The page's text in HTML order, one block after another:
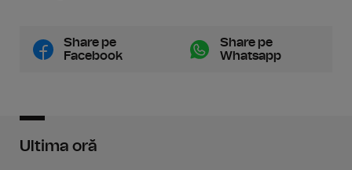
Share pe
Facebook
Share pe
Whatsapp
Ultima oră